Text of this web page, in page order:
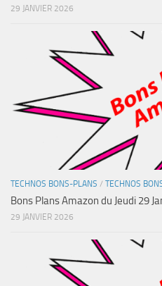
29 JANVIER 2026
TECHNOS BONS-PLANS / TECHNOS
Bons Plans Amazon du Jeudi 29
29 JANVIER 2026